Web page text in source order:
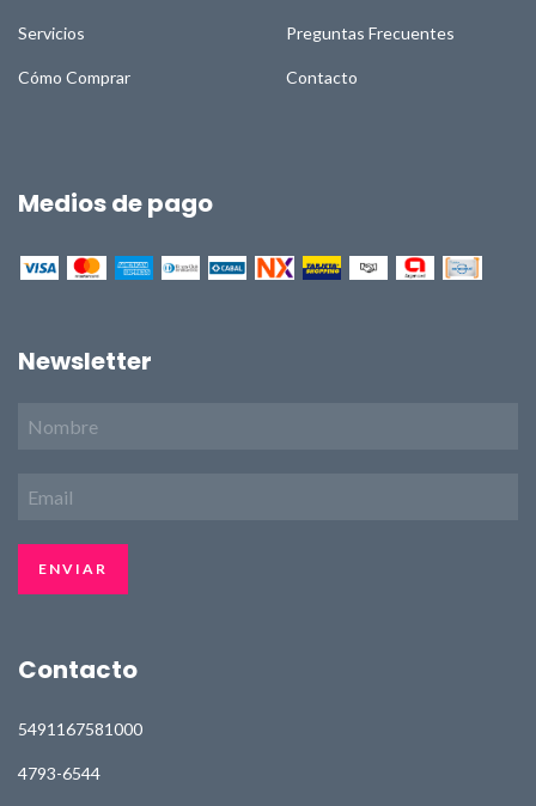
Servicios Preguntas Frecuentes
Cómo Comprar Contacto
Medios de pago
Newsletter
Contacto
5491167581000
4793-6544